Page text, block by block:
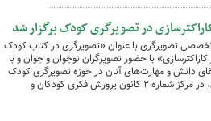
در تصویرگری کودک برگزار شد
تصویرگری با عنوان «تصویرگری در کتاب کودک
کاراکترسازی» با حضور تصویرگران نوجوان و جوان و با
دانش و مهارت‌های آنان در حوزه تصویرگری کودک
و نوجوان، در مرکز شماره ۲ کانون پرورش فکری کودکان و